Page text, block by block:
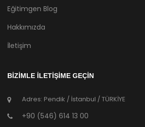
Eğitimgen Blog
Hakkımızda
İletişim
BİZİMLE İLETİŞİME GEÇİN
Adres: Pendik / İstanbul / TÜRKİYE
+90 (546) 614 13 00